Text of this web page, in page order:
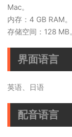
Mac。
内存：4 GB RAM。
存储空间：128 MB。
界面语言
英语、日语
配音语言